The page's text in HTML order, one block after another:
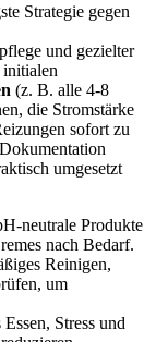
Strategie gegen
und gezielter
(z. B. alle 4-8
die Stromstärke
sofort zu
umgesetzt​
neutrale Produkte
nach Bedarf.
Reinigen,
um
Stress und